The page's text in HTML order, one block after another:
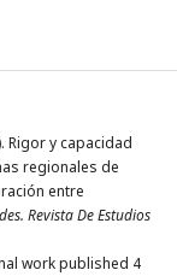
Rigor y capacidad
regionales de
entre
Revista De Estudios
work published 4